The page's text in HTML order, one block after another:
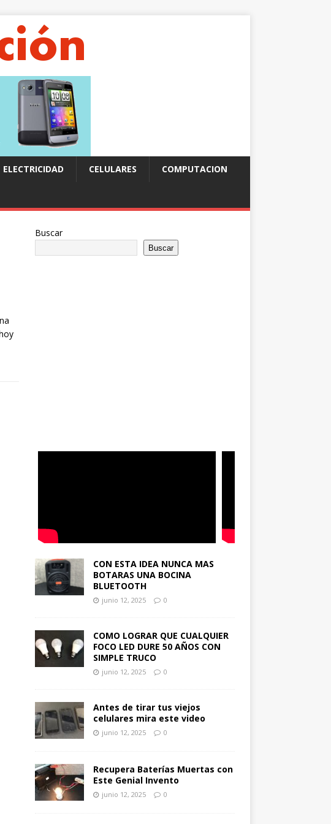
ELECTRICIDAD CELULARES COMPUTACION
Buscar
Buscar
CON ESTA IDEA NUNCA MAS
BOTARAS UNA BOCINA
BLUETOOTH
junio 12, 2025 0
COMO LOGRAR QUE CUALQUIER
FOCO LED DURE 50 AÑOS CON
SIMPLE TRUCO
junio 12, 2025 0
Antes de tirar tus viejos
celulares mira este video
junio 12, 2025 0
Recupera Baterías Muertas con
Este Genial Invento
junio 12, 2025 0